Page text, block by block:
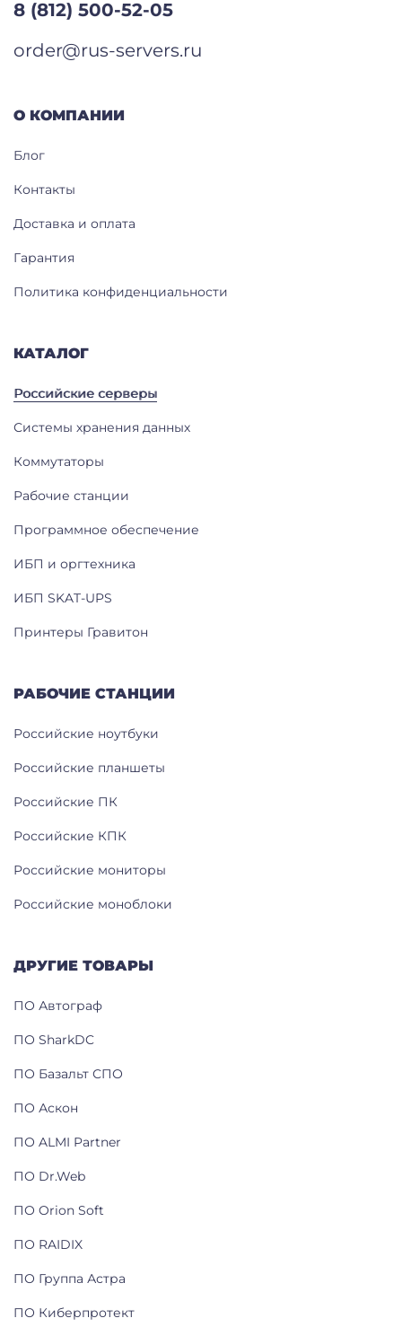
КАТАЛОГ
Российские серверы
Системы хранения данных
Коммутаторы
Рабочие станции
Программное обеспечение
ИБП и оргтехника
ИБП SKAT-UPS
Принтеры Гравитон
РАБОЧИЕ СТАНЦИИ
Российские ноутбуки
Российские планшеты
Российские ПК
Российские КПК
Российские мониторы
Российские моноблоки
ДРУГИЕ ТОВАРЫ
ПО Автограф
ПО SharkDC
ПО Базальт СПО
ПО Аскон
ПО ALMI Partner
ПО Dr.Web
ПО Orion Soft
ПО RAIDIX
ПО Группа Астра
ПО Киберпротект
О КОМПАНИИ
Блог
Контакты
Доставка и оплата
Гарантия
Политика конфиденциальности
8 (812) 500-52-05
order@rus-servers.ru